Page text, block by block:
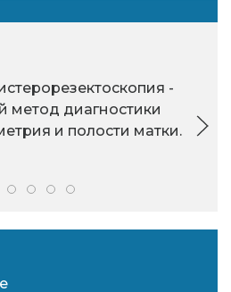
-
метод диагностики
и полости матки.